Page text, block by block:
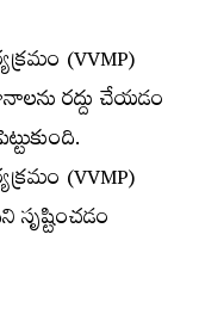
(VVMP)
రద్దు చేయడం
(VVMP)